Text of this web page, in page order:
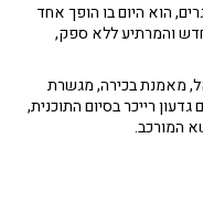
הוא היום בו הופך אחד
והמרתיע ללא ספק,
מאמנת בכירה, מגשרת
רייכר בסיום התוכנית,
המורכב.